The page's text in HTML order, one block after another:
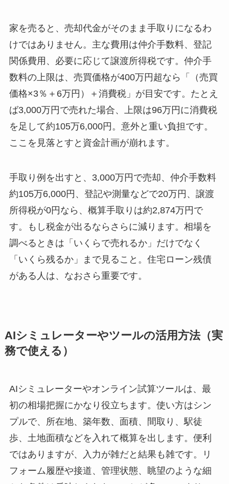
家を売ると、売却代金がそのまま手取りになるわ
けではありません。主な費用は仲介手数料、登記
関係費用、必要に応じて譲渡所得税です。仲介手
数料の上限は、売買価格が400万円超なら「（売買
価格×3％＋6万円）＋消費税」が目安です。たとえ
ば3,000万円で売れた場合、上限は96万円に消費税
を足して約105万6,000円。意外と重い負担です。
ここを見落とすと資金計画が崩れます。
手取り例を出すと、3,000万円で売却、仲介手数料
約105万6,000円、登記や測量などで20万円、譲渡
所得税が0円なら、概算手取りは約2,874万円で
す。もし税金が出るならさらに減ります。相場を
調べるときは「いくらで売れるか」だけでなく
「いくら残るか」まで見ること。住宅ローン残債
がある人は、なおさら重要です。
AIシミュレーターやツールの活用方法（実
務で使える）
AIシミュレーターやオンライン試算ツールは、最
初の相場把握にかなり役立ちます。使い方はシン
プルで、所在地、築年数、面積、間取り、駅徒
歩、土地面積などを入れて概算を出します。便利
ではありますが、入力が雑だと結果も雑です。リ
フォーム履歴や接道、管理状態、眺望のような細